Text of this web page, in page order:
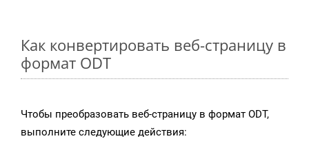
Как конвертировать веб-страницу в
формат ODT
Чтобы преобразовать веб-страницу в формат ODT,
выполните следующие действия: